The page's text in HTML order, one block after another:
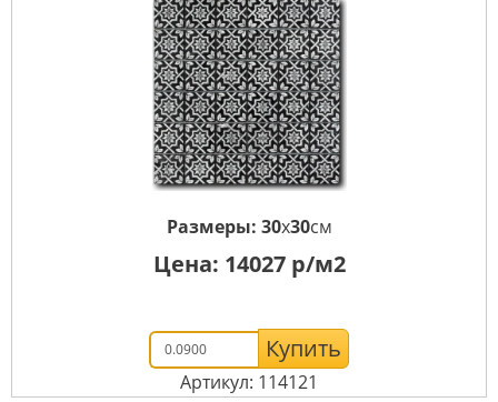
Размеры: 30x30см
Цена: 14027р/м2
Купить
Артикул: 114121